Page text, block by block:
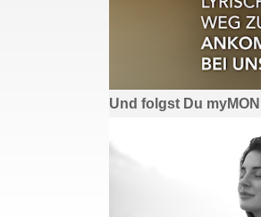
Und folgst Du